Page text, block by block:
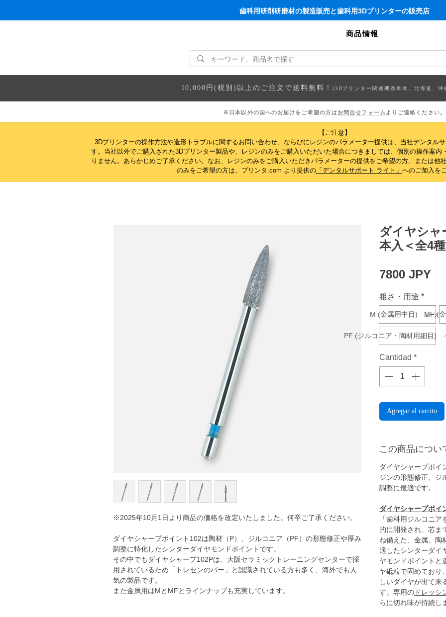
商品情報
歯科用研削研磨材の製造販売と歯科用3Dプリンターの販売店
10,000円(税別)以上のご注文で送料無料！ (3Dプリンター関連機器本体、北海道、沖
※日本以外の国へのお届けをご希望の方はお問合せフォームよりご連絡ください。
【ご注意】
3Dプリンターの操作方法や造形トラブルに関するお問い合わせ、ならびにレジンのパラメーター提供は、当社デンタル
す。当社以外でご購入された3Dプリンター製品や、レジンのみをご購入いただいた場合につきましては、個別の操作案
りません。 あらかじめご了承ください。なお、レジンのみをご購入いただきパラメーターの提供をご希望の方、または他
のみをご希望の方は、プリンタ.com より提供の「デンタルサポート ライト」 へのご加入を
※2025年10月1日より商品の価格を改定いたしました。何卒ご了承ください。
ダイヤシャープポイント102は陶材（P）、 ジルコニア（PF）の形態修正や厚み
調整に特化したシンターダイヤモンドポイントです。
その中でもダイヤシャープ102Pは、大阪セラミックトレーニングセンターで採
用されているため「トレセンのバー」と認識されている方も多く、海外でも人
気の製品です。
また金属用はMとMFとラインナップも充実しています。
ダイヤシャ
本入＜全4種
7800 JPY
粗さ・用途 *
M (金属用中目) レッド
MF (
PF (ジルコニア・陶材用細目)
Cantidad *
Agregar al carrito
この商品につい
ダイヤシャープポイ
ジンの形態修正、ジ
調整に最適です。
ダイヤシャープポイ
「歯科用ジルコニ
的に開発され、芯ま
ね備えた、金属、陶
適したシンターダイ
ヤモンドポイントと
ヤ砥粒で固めており
しいダイヤが出て来
す。専用の ドレッシ
らに切れ味が持続し